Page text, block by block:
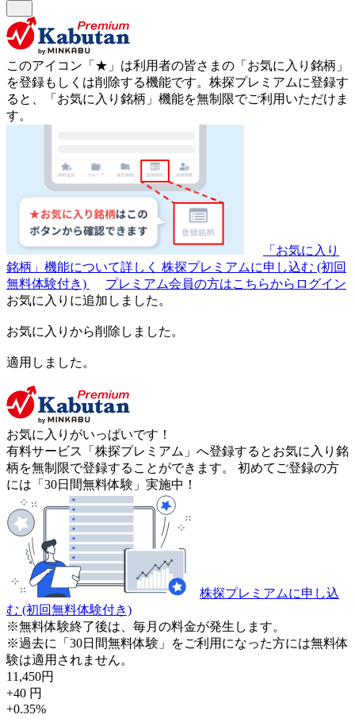
このアイコン 「★」 は利用者の皆さまの 「お気に入り銘柄」
を登録もしくは削除する機能です。 株探プレミアムに登録す
ると、「お気に入り銘柄」機能を無制限でご利用いただけま
す。
「お気に入り
銘柄」機能について詳しく 株探プレミアムに申し込む (初回
無料体験付き)
プレミアム会員の方はこちらからログイン
お気に入りに追加しました。
お気に入りから削除しました。
適用しました。
お気に入りがいっぱいです！
有料サービス「株探プレミアム」へ登録するとお気に入り銘
柄を無制限で登録することができます。 初めてご登録の方
には「30日間無料体験」実施中！
株探プレミアムに申し込
む (初回無料体験付き)
※無料体験終了後は、毎月の料金が発生します。
※過去に「30日間無料体験」をご利用になった方には無料体
験は適用されません。
11,450円
+40 円
+0.35%